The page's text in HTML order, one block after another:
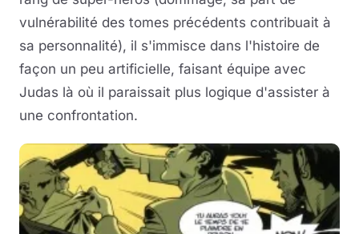
vulnérabilité des tomes précédents contribuait à
sa personnalité), il s'immisce dans l'histoire de
façon un peu artificielle, faisant équipe avec
Judas là où il paraissait plus logique d'assister à
une confrontation.